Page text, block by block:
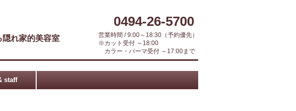
隠れ家的美容室
0494-26-5700
営業時間 / 9:00～18:30（予約優先）
※カット受付 ～18:00
カラー・パーマ受付 ～17:00まで
staff